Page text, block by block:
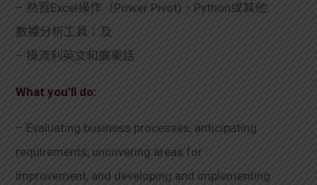
– 熟習Excel操作（Power Pivot)、Python或其他
數據分析工具；及
– 操流利英文和廣東話
What you’ll do:
– Evaluating business processes, anticipating
requirements, uncovering areas for
improvement, and developing and implementing